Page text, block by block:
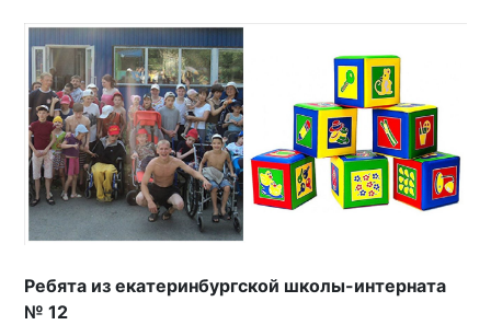
Ребята из екатеринбургской школы-интерната
№ 12